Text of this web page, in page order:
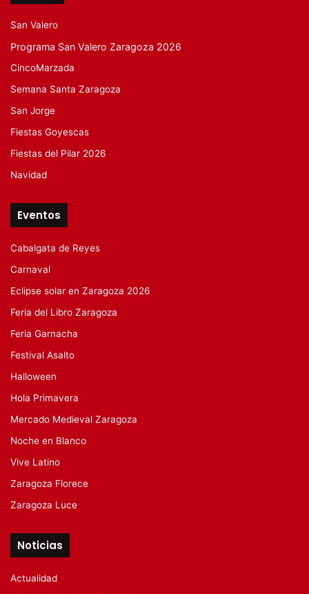
San Valero
Programa San Valero Zaragoza 2026
CincoMarzada
Semana Santa Zaragoza
San Jorge
Fiestas Goyescas
Fiestas del Pilar 2026
Navidad
Eventos
Cabalgata de Reyes
Carnaval
Eclipse solar en Zaragoza 2026
Feria del Libro Zaragoza
Feria Garnacha
Festival Asalto
Halloween
Hola Primavera
Mercado Medieval Zaragoza
Noche en Blanco
Vive Latino
Zaragoza Florece
Zaragoza Luce
Noticias
Actualidad